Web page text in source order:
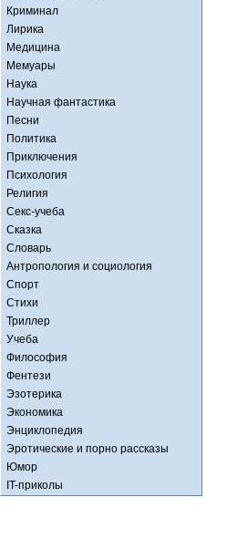
Криминал
Лирика
Медицина
Мемуары
Наука
Научная фантастика
Песни
Политика
Приключения
Психология
Религия
Секс-учеба
Сказка
Словарь
Антропология и социология
Спорт
Стихи
Триллер
Учеба
Философия
Фентези
Эзотерика
Экономика
Энциклопедия
Эротические и порно рассказы
Юмор
IT-приколы